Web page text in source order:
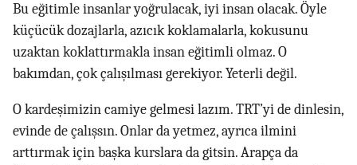
Bu eğitimle insanlar yoğrulacak, iyi insan olacak. Öyle
küçücük dozajlarla, azıcık koklamalarla, kokusunu
uzaktan koklattırmakla insan eğitimli olmaz. O
bakımdan, çok çalışılması gerekiyor. Yeterli değil.
O kardeşimizin camiye gelmesi lazım. TRT’yi de dinlesin,
evinde de çalışsın. Onlar da yetmez, ayrıca ilmini
arttırmak için başka kurslara da gitsin. Arapça da